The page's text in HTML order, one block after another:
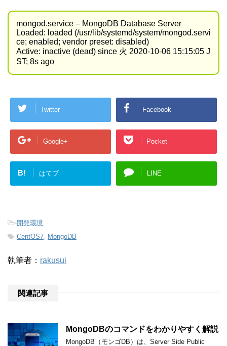
mongod.service – MongoDB Database Server
Loaded: loaded (/usr/lib/systemd/system/mongod.servi
ce; enabled; vendor preset: disabled)
Active: inactive (dead) since 火 2020-10-06 15:15:05 J
ST; 8s ago
Twitter Facebook
Google+ Pocket
B! はてブ LINE
-開発環境
-CentOS7 MongoDB
執筆者： rakusui
関連記事
MongoDBのコマンドをわかりやすく解説
MongoDB（モンゴDB）は、Server Side Public